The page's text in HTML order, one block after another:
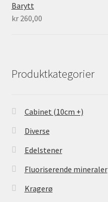
Barytt
kr260,00
Produktkategorier
Cabinet (10cm +)
Diverse
Edelstener
Fluoriserende mineraler
Kragerø